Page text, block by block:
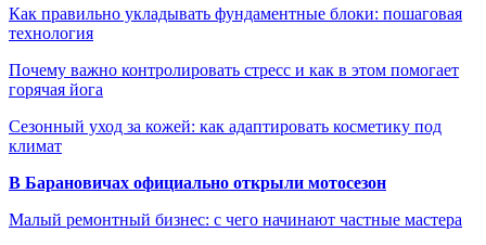
Как правильно укладывать фундаментные блоки: пошаговая
технология
Почему важно контролировать стресс и как в этом помогает
горячая йога
Сезонный уход за кожей: как адаптировать косметику под
климат
В Барановичах официально открыли мотосезон
Малый ремонтный бизнес: с чего начинают частные мастера